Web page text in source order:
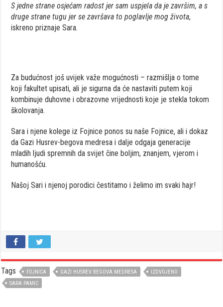
S jedne strane osjećam radost jer sam uspjela da je završim, a s
druge strane tugu jer se završava to poglavlje mog života,
iskreno priznaje Sara.
Za budućnost još uvijek važe mogućnosti – razmišlja o tome
koji fakultet upisati, ali je sigurna da će nastaviti putem koji
kombinuje duhovne i obrazovne vrijednosti koje je stekla tokom
školovanja.
Sara i njene kolege iz Fojnice ponos su naše Fojnice, ali i dokaz
da Gazi Husrev-begova medresa i dalje odgaja generacije
mladih ljudi spremnih da svijet čine boljim, znanjem, vjerom i
humanošću.
Našoj Sari i njenoj porodici čestitamo i želimo im svaki hajr!
Tags FOJNICA GAZI HUSREV BEGOVA MEDRESA
IZDVOJENO
SARA PAMIC